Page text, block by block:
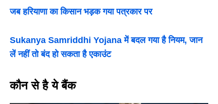
जब हरियाणा का किसान भड़क गया पत्रकार पर
Sukanya Samriddhi Yojana में बदल गया है नियम, जान
लें नहीं तो बंद हो सकता है एकाउंट
कौन से है ये बैंक